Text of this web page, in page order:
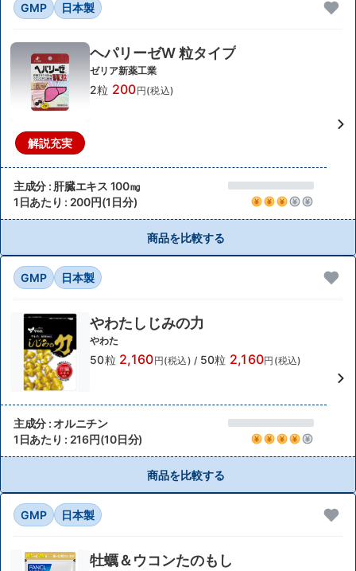
GMP 日本製
解説充実
ヘパリーゼW 粒タイプ
ゼリア新薬工業
2粒 200円(税込)
主成分 : 肝臓エキス 100㎎
1日あたり : 200円(1日分)
商品を比較する
GMP 日本製
やわたしじみの力
やわた
50粒 2,160円(税込) / 50粒 2,160円(税込)
主成分 : オルニチン
1日あたり : 216円(10日分)
商品を比較する
GMP 日本製
牡蠣＆ウコンたのもし